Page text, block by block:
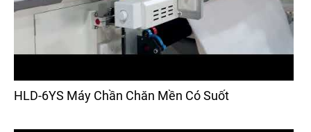
HLD-6YS Máy Chần Chăn Mền Có Suốt